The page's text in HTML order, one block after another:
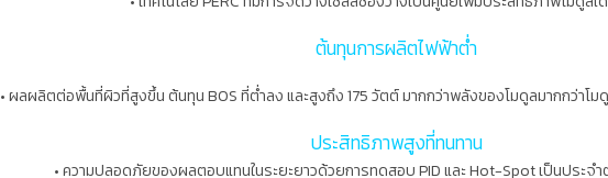
ต้นทุนการผลิตไฟฟ้าต่ำ
• ผลผลิตต่อพื้นที่ผิวที่สูงขึ้น ต้นทุน BOS ที่ต่ำลง และสูงถึง 175 วัตต์ มากกว่าพลังของโมดูลมากกว่าโม
ประสิทธิภาพสูงที่ทนทาน
• ความปลอดภัยของผลตอบแทนในระยะยาวด้วยการทดสอบ PID และ Hot-Spot เป็นประจ